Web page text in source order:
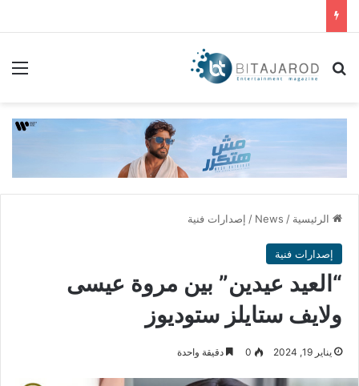
بحث عن
الرئيسية /
News
/ إصدارات فنية
إصدارات فنية
“العيد عيدين” بين مروة عيسى
ولايف ستايلز ستوديوز
يناير 19, 2024 0 دقيقة واحدة